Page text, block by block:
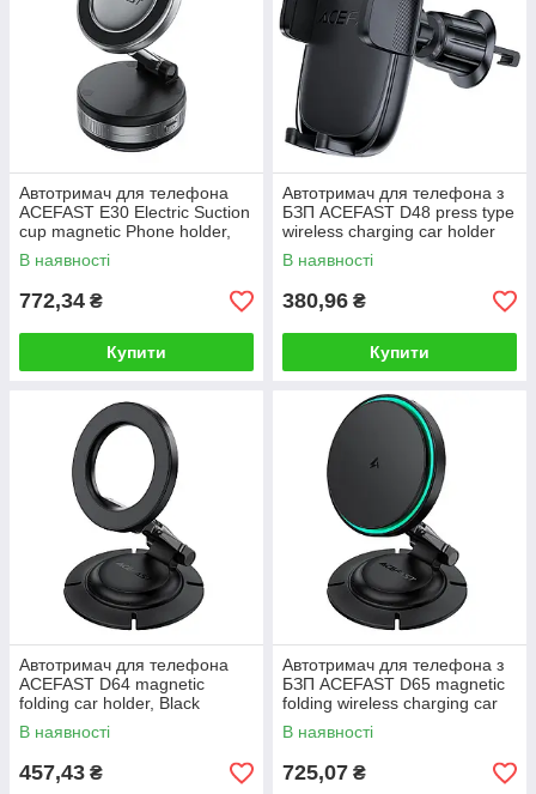
Автотримач для телефона
ACEFAST E30 Electric Suction
cup magnetic Phone holder,
Metal Gray
В наявності
772,34 ₴
Купити
Автотримач для телефона з
БЗП ACEFAST D48 press type
wireless charging car holder
for air vent Black
В наявності
380,96 ₴
Купити
Автотримач для телефона
ACEFAST D64 magnetic
folding car holder, Black
В наявності
457,43 ₴
Автотримач для телефона з
БЗП ACEFAST D65 magnetic
folding wireless charging car
holder Black
В наявності
725,07 ₴